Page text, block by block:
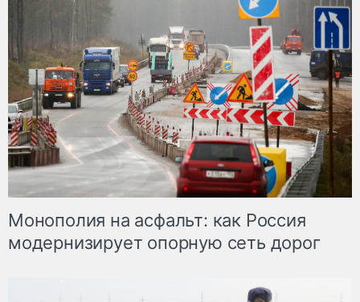
Монополия на асфальт: как Россия
модернизирует опорную сеть дорог